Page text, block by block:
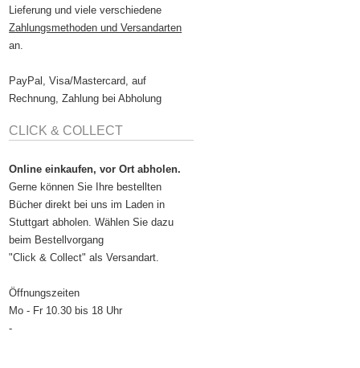
Lieferung und viele verschiedene
Zahlungsmethoden und Versandarten
an.
PayPal, Visa/Mastercard, auf
Rechnung, Zahlung bei Abholung
CLICK & COLLECT
Online einkaufen, vor Ort abholen.
Gerne können Sie Ihre bestellten
Bücher direkt bei uns im Laden in
Stuttgart abholen. Wählen Sie dazu
beim Bestellvorgang
"Click & Collect" als Versandart.
Öffnungszeiten
Mo - Fr 10.30 bis 18 Uhr
-